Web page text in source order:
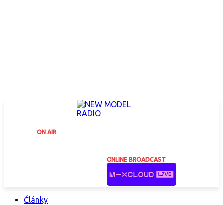
ON AIR
ONLINE BROADCAST
Články